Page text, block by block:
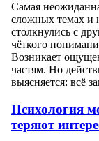
Самая
сложных темах и
столкнулись с
чёткого
Возникает
частям. Но
выясняется: всё
Психология
теряют